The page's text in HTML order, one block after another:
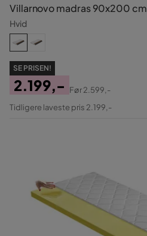
Villarnovo madras 90x200 cm
Hvid
SE PRISEN!
Pris
2.199,-
Original
Før2.599,-
Tidligere laveste pris 2.199,-